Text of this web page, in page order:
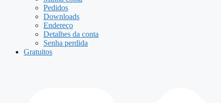
Pedidos
Downloads
Endereço
Detalhes da conta
Senha perdida
Gratuitos